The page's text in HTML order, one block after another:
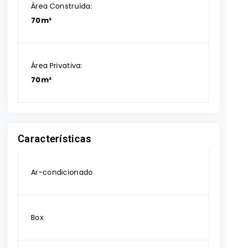
Área Construída:
70m²
Área Privativa:
70m²
Características
Ar-condicionado
Box